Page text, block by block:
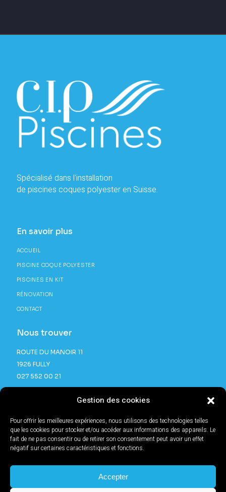
Gestion des cookies
Pour offrir les meilleures expériences, nous utilisons des technologies telles
que les cookies pour stocker et/ou accéder aux informations des appareils. Le
fait de ne pas consentir ou de retirer son consentement peut avoir un effet
négatif sur certaines caractéristiques et fonctions.
Accepter
Spécialisé dans l'installation
de piscines coques polyester en Suisse.
En savoir plus
ACCUEIL
PISCINE COQUE POLYESTER
PISCINES EN KIT
RÉNOVATION
CONTACT
Nous trouver
ROUTE DU MANOIR 11
1926 FULLY
027 552 00 21
MENTIONS LÉGALES & POLITIQUE DE CONFIDENTIALITÉ.